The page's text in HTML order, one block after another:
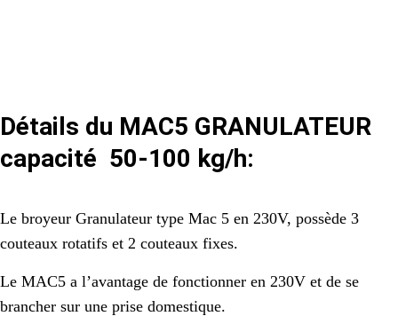
Détails du MAC5 GRANULATEUR
capacité 50-100 kg/h:
Le broyeur Granulateur type Mac 5 en 230V, possède 3
couteaux rotatifs et 2 couteaux fixes.
Le MAC5 a l’avantage de fonctionner en 230V et de se
brancher sur une prise domestique.